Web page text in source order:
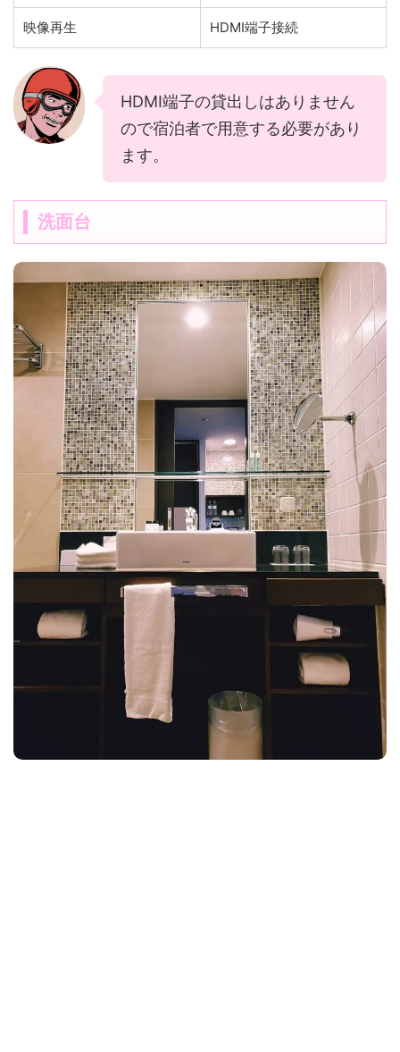
映像再生 HDMI端子接続
HDMI端子の貸出しはありません
ので宿泊者で用意する必要があり
ます。
洗面台